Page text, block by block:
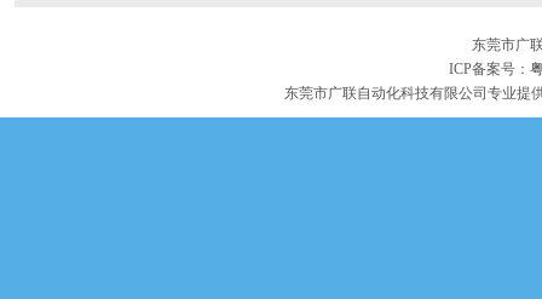
东莞市广
ICP备案号：
东莞市广联自动化科技有限公司专业提